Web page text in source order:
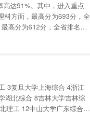
达91%。其中，进入重点
科方面，最高分为693分，全
高分为612分，全省排名为
3复旦大学上海综合 4浙江
湖北综合 8吉林大学吉林综
理工 12中山大学广东综合